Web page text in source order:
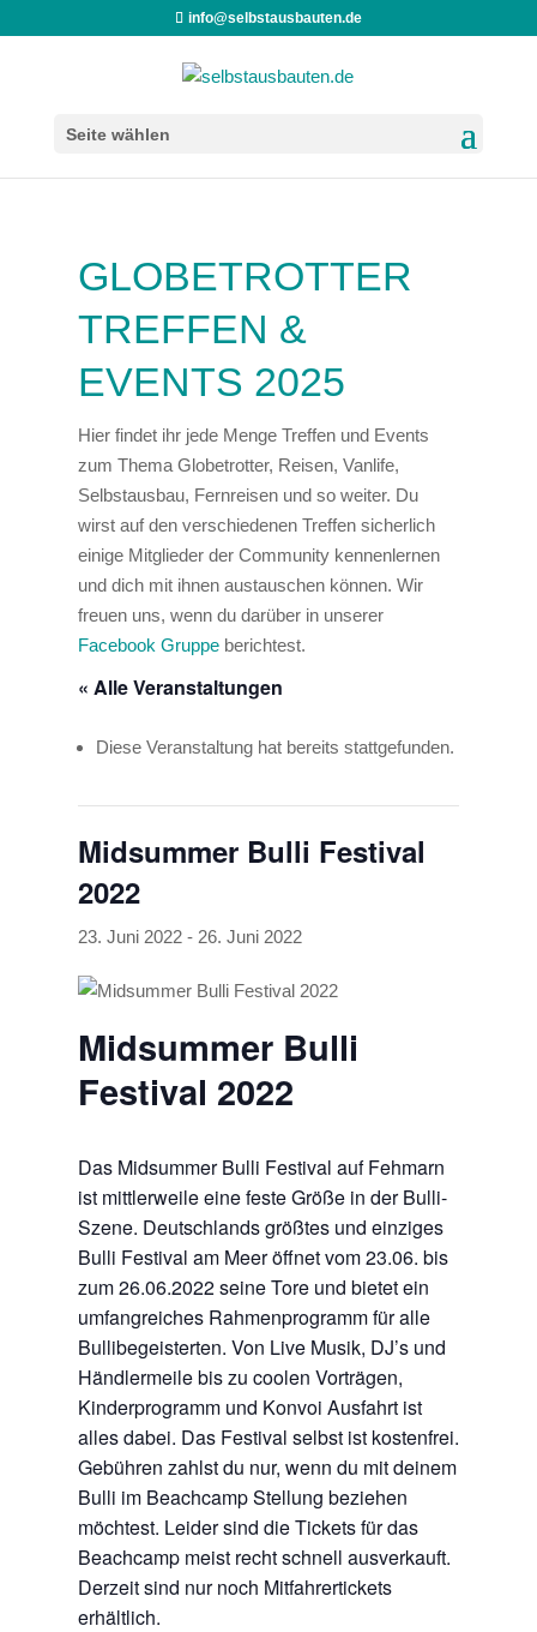
info@selbstausbauten.de
Seite wählen
GLOBETROTTER
TREFFEN &
EVENTS 2025
Hier findet ihr jede Menge Treffen und Events
zum Thema Globetrotter, Reisen, Vanlife,
Selbstausbau, Fernreisen und so weiter. Du
wirst auf den verschiedenen Treffen sicherlich
einige Mitglieder der Community kennenlernen
und dich mit ihnen austauschen können. Wir
freuen uns, wenn du darüber in unserer
Facebook Gruppeberichtest.
« Alle Veranstaltungen
Diese Veranstaltung hat bereits stattgefunden.
Midsummer Bulli Festival
2022
23. Juni 2022- 26. Juni 2022
Midsummer Bulli
Festival 2022
Das Midsummer Bulli Festival auf Fehmarn
ist mittlerweile eine feste Größe in der Bulli-
Szene. Deutschlands größtes und einziges
Bulli Festival am Meer öffnet vom 23.06. bis
zum 26.06.2022 seine Tore und bietet ein
umfangreiches Rahmenprogramm für alle
Bullibegeisterten. Von Live Musik, DJ’s und
Händlermeile bis zu coolen Vorträgen,
Kinderprogramm und Konvoi Ausfahrt ist
alles dabei. Das Festival selbst ist kostenfrei.
Gebühren zahlst du nur, wenn du mit deinem
Bulli im Beachcamp Stellung beziehen
möchtest. Leider sind die Tickets für das
Beachcamp meist recht schnell ausverkauft.
Derzeit sind nur noch Mitfahrertickets
erhältlich.